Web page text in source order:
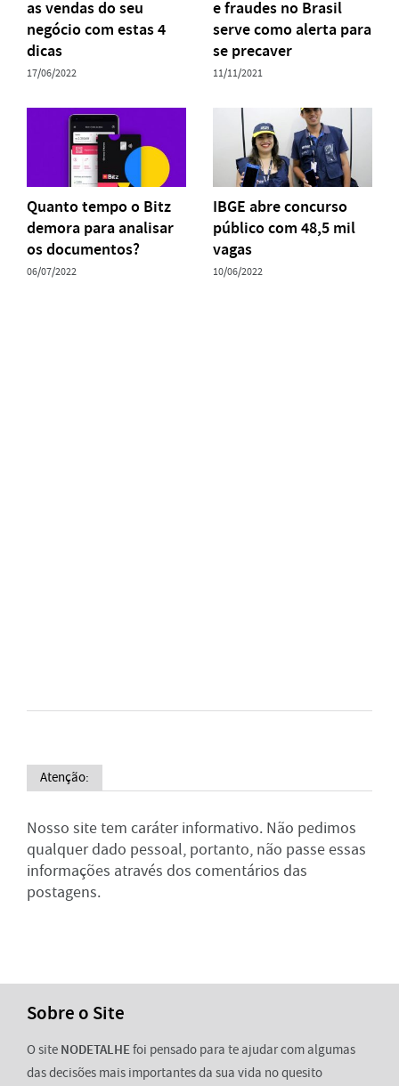
as vendas do seu
negócio com estas 4
dicas
17/06/2022
e fraudes no Brasil
serve como alerta para
se precaver
11/11/2021
Quanto tempo o Bitz
demora para analisar
os documentos?
06/07/2022
IBGE abre concurso
público com 48,5 mil
vagas
10/06/2022
Atenção:
Nosso site tem caráter informativo. Não pedimos
qualquer dado pessoal, portanto, não passe essas
informações através dos comentários das
postagens.
Sobre o Site
O site NODETALHEfoi pensado para te ajudar com algumas
das decisões mais importantes da sua vida no quesito